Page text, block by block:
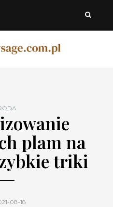
plam na
triki
08-18